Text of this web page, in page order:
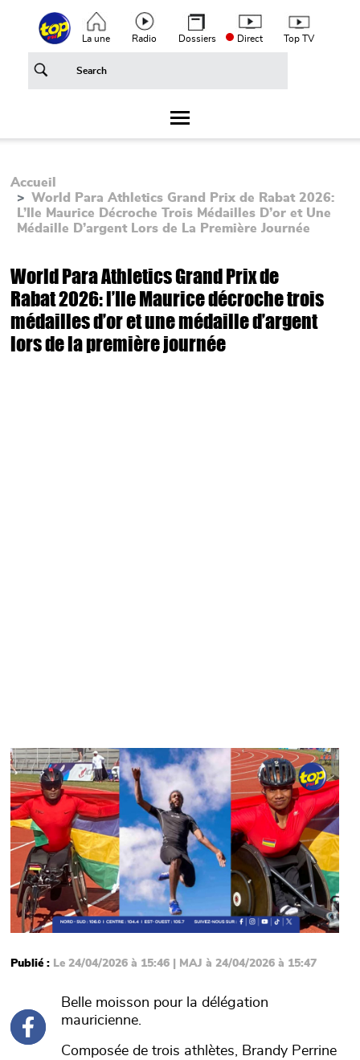
Aller au contenu principalTop header menu
La une Radio Dossiers Direct Top TV
Accueil
World Para Athletics Grand Prix de Rabat 2026:
L’Ile Maurice Décroche Trois Médailles D’or et Une
Médaille D’argent Lors de La Première Journée
World Para Athletics Grand Prix de
Rabat 2026: l’Ile Maurice décroche trois
médailles d’or et une médaille d’argent
lors de la première journée
Main picture
Publié : Le 24/04/2026 à 15:46 | MAJ à 24/04/2026 à 15:47
Belle moisson pour la délégation
mauricienne.
Composée de trois athlètes, Brandy Perrine